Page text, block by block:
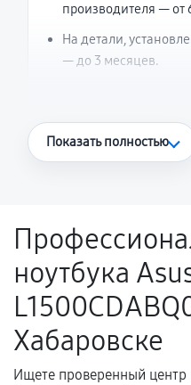
производителя — от
На детали,
— до 3 месяцев.
Что считается
Поломка
нормальной
гарантийного срока.
Несоответствие
техническим
Показать полностью
ноутбука
Хабаровске
Ищете проверенный центр